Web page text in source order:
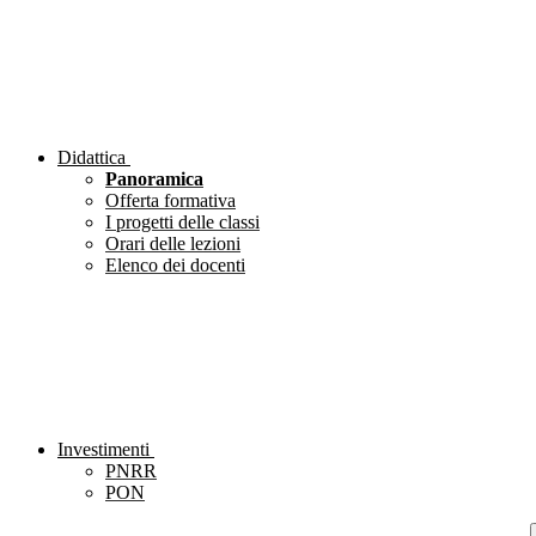
Didattica
Panoramica
Offerta formativa
I progetti delle classi
Orari delle lezioni
Elenco dei docenti
Investimenti
PNRR
PON